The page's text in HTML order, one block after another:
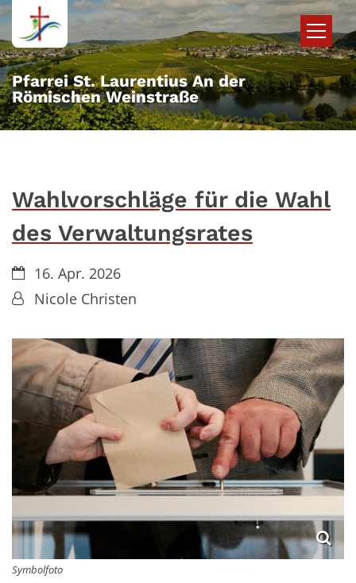
Zum Inhalt springen
Pfarrei St. Laurentius An der
Römischen Weinstraße
Wahlvorschläge für die Wahl
des Verwaltungsrates
Datum:16. Apr. 2026
Von:Nicole Christen
Symbolfoto